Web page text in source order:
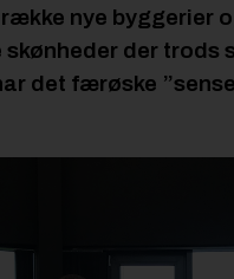
nye byggerier
der trods
det færøske